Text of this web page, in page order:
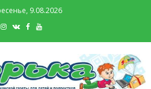
9.08.2026